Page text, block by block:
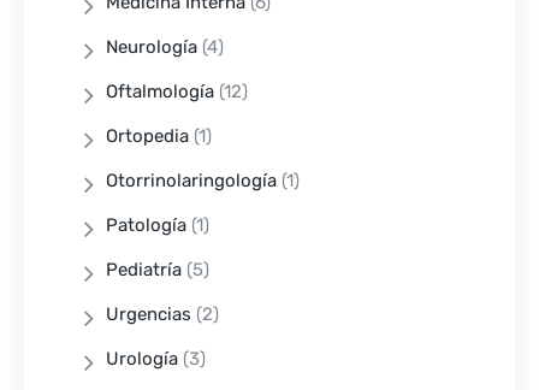
Neurología (4)
Oftalmología (12)
Ortopedia (1)
Otorrinolaringología (1)
Patología (1)
Pediatría (5)
Urgencias (2)
Urología (3)